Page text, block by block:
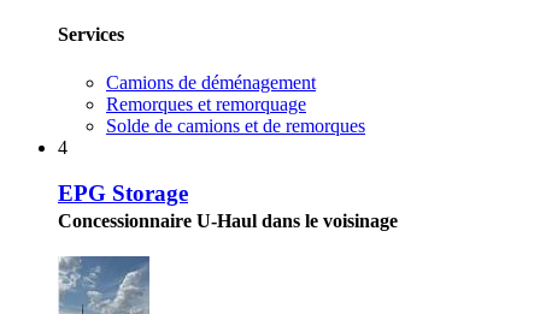
Services
Camions de déménagement
Remorques et remorquage
Solde de camions et de remorques
4
EPG Storage
Concessionnaire U-Haul dans le voisinage